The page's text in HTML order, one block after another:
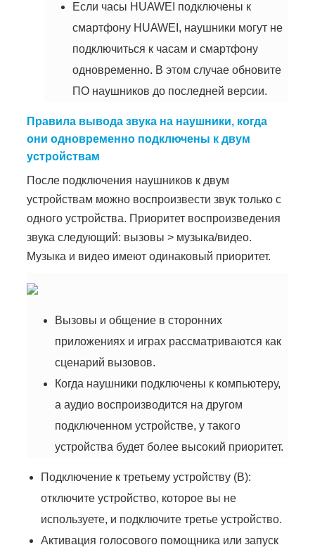
Если часы HUAWEI подключены к
смартфону HUAWEI, наушники могут не
подключиться к часам и смартфону
одновременно. В этом случае обновите
ПО наушников до последней версии.
Правила вывода звука на наушники, когда
они одновременно подключены к двум
устройствам
После подключения наушников к двум
устройствам можно воспроизвести звук только с
одного устройства. Приоритет воспроизведения
звука следующий: вызовы > музыка/видео.
Музыка и видео имеют одинаковый приоритет.
Вызовы и общение в сторонних
приложениях и играх рассматриваются как
сценарий вызовов.
Когда наушники подключены к компьютеру,
а аудио воспроизводится на другом
подключенном устройстве, у такого
устройства будет более высокий приоритет.
Подключение к третьему устройству (В):
отключите устройство, которое вы не
используете, и подключите третье устройство.
Активация голосового помощника или запуск